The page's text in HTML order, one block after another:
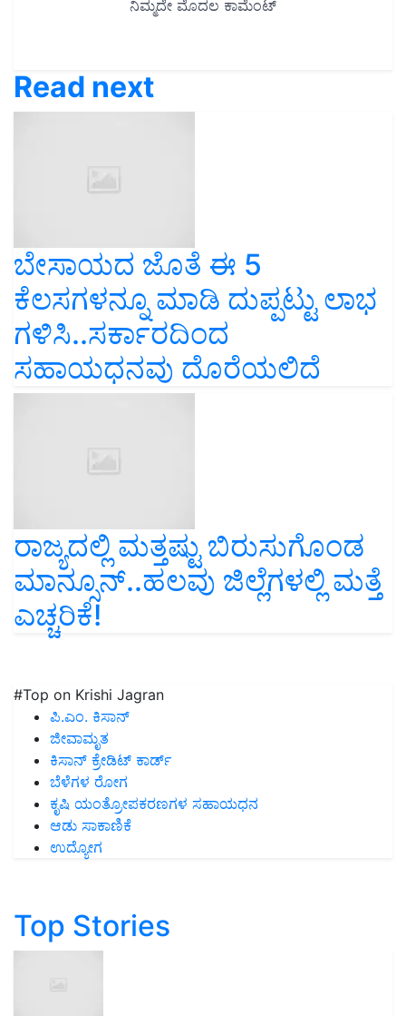
Read next
ಬೇಸಾಯದ ಜೊತೆ ಈ 5
ಕೆಲಸಗಳನ್ನೂ ಮಾಡಿ ದುಪ್ಪಟ್ಟು ಲಾಭ
ಗಳಿಸಿ..ಸರ್ಕಾರದಿಂದ
ಸಹಾಯಧನವು ದೊರೆಯಲಿದೆ
ರಾಜ್ಯದಲ್ಲಿ ಮತ್ತಷ್ಟು ಬಿರುಸುಗೊಂಡ
ಮಾನ್ಸೂನ್‌..ಹಲವು ಜಿಲ್ಲೆಗಳಲ್ಲಿ ಮತ್ತೆ
ಎಚ್ಚರಿಕೆ!
#Top on Krishi Jagran
ಪಿ.ಎಂ. ಕಿಸಾನ್
ಜೀವಾಮೃತ
ಕಿಸಾನ್ ಕ್ರೇಡಿಟ್ ಕಾರ್ಡ್
ಬೆಳೆಗಳ ರೋಗ
ಕೃಷಿ ಯಂತ್ರೋಪಕರಣಗಳ ಸಹಾಯಧನ
ಆಡು ಸಾಕಾಣಿಕೆ
ಉದ್ಯೋಗ
Top Stories